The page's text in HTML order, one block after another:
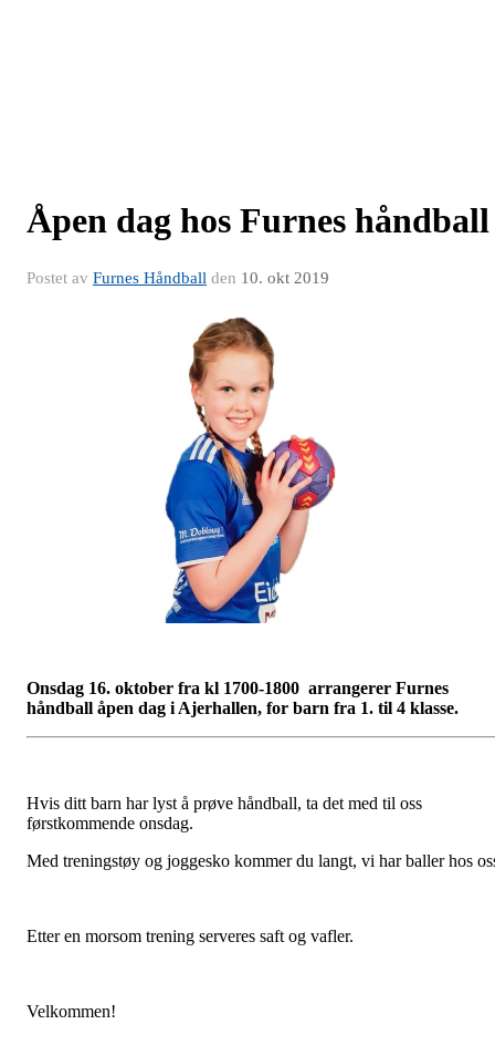
Åpen dag hos Furnes håndball
Postet av Furnes Håndball den 10. okt 2019
Onsdag 16. oktober fra kl 1700-1800 arrangerer Furnes
håndball åpen dag i Ajerhallen, for barn fra 1. til 4 klasse.
Hvis ditt barn har lyst å prøve håndball, ta det med til oss
førstkommende onsdag.
Med treningstøy og joggesko kommer du langt, vi har baller hos
Etter en morsom trening serveres saft og vafler.
Velkommen!